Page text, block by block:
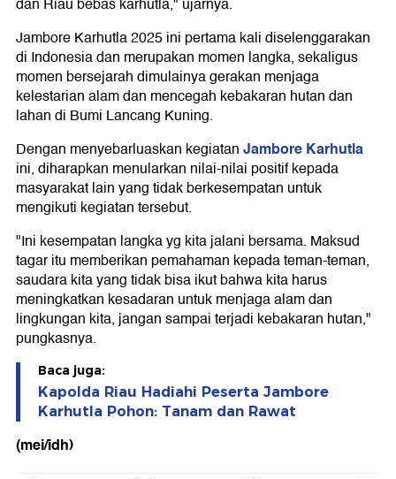
dan Riau bebas karhutla," ujarnya.
Jambore Karhutla 2025 ini pertama kali diselenggarakan
di Indonesia dan merupakan momen langka, sekaligus
momen bersejarah dimulainya gerakan menjaga
kelestarian alam dan mencegah kebakaran hutan dan
lahan di Bumi Lancang Kuning.
Dengan menyebarluaskan kegiatanJambore Karhutla
ini, diharapkan menularkan nilai-nilai positif kepada
masyarakat lain yang tidak berkesempatan untuk
mengikuti kegiatan tersebut.
"Ini kesempatan langka yg kita jalani bersama. Maksud
tagar itu memberikan pemahaman kepada teman-teman,
saudara kita yang tidak bisa ikut bahwa kita harus
meningkatkan kesadaran untuk menjaga alam dan
lingkungan kita, jangan sampai terjadi kebakaran hutan,"
pungkasnya.
Baca juga:
Kapolda Riau Hadiahi Peserta Jambore
Karhutla Pohon: Tanam dan Rawat
(mei/idh)